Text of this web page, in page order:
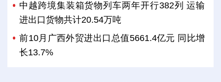
中越跨境集装箱货物列车两年开行382列 运输
进出口货物共计20.54万吨
前10月广西外贸进出口总值5661.4亿元 同比增
长13.7%